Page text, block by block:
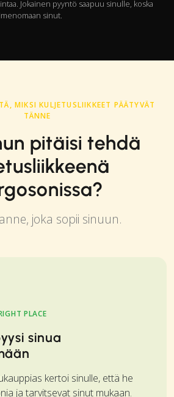
Jokainen pyyntö saapuu sinulle, koska
sinut.
MIKSI KULJETUSLIIKKEET PÄÄTYVÄT
TÄNNE
pitäisi tehdä
joka sopii sinuun.
PLACE
sinua
kertoi sinulle, että he
ja tarvitsevat sinut mukaan.